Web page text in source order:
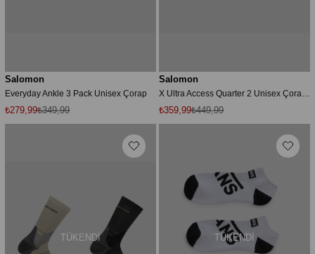
Salomon
Everyday Ankle 3 Pack Unisex Çorap
₺279,99₺349,99
Salomon
₺359,99₺449,99
TÜKENDI TÜKENDI